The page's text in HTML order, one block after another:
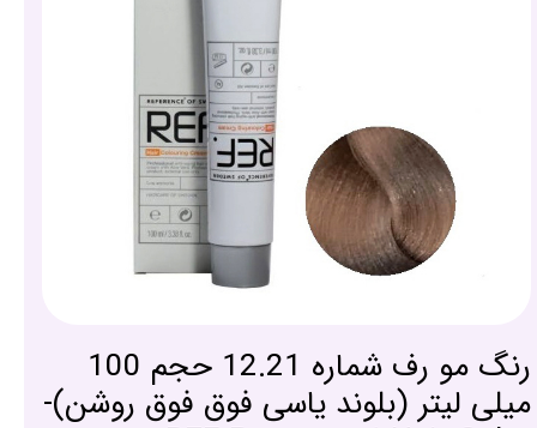
رنگ مو رف شماره 12.21 حجم 100
میلی لیتر (بلوند یاسی فوق فوق روشن)-